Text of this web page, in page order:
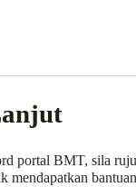
portal BMT, sila
mendapatkan